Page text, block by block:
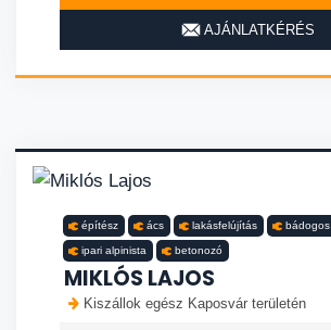
AJÁNLATKÉRÉS
építész ács lakásfelújítás bádogos
ipari alpinista betonozó
MIKLÓS LAJOS
Kiszállok egész Kaposvár területén